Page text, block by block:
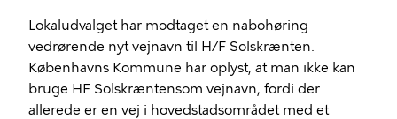
Lokaludvalget har modtaget en nabohøring
vedrørende nyt vejnavn til H/F Solskrænten.
Københavns Kommune har oplyst, at man ikke kan
bruge HF Solskræntensom vejnavn, fordi der
allerede er en vej i hovedstadsområdet med et